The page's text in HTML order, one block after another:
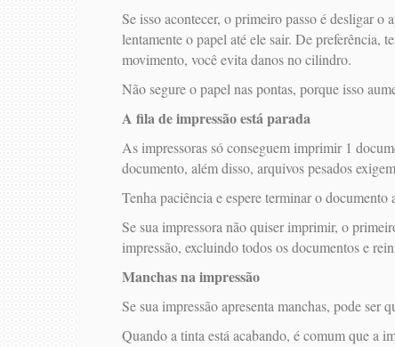
Se isso acontecer, o primeiro passo é desligar
lentamente o papel até ele sair. De preferência,
movimento, você evita danos no cilindro.
Não segure o papel nas pontas, porque isso
A fila de impressão está parada
As impressoras só conseguem imprimir 1
documento, além disso, arquivos pesados
Tenha paciência e espere terminar o
Se sua impressora não quiser imprimir, o
impressão, excluindo todos os documentos e
Manchas na impressão
Se sua impressão apresenta manchas, pode ser
Quando a tinta está acabando, é comum que a